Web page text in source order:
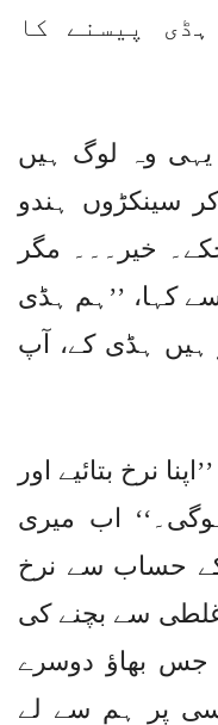
پیسنے کا
یہی وہ لوگ ہیں
سینکڑوں ہندو
خیر۔۔۔ مگر
کہا، ’’ہم ہڈی
ہیں ہڈی کے، آپ
نرخ بتائیے اور
اب میری
کے حساب سے نرخ
سے بچنے کی
جس بھاؤ دوسرے
پر ہم سے لے